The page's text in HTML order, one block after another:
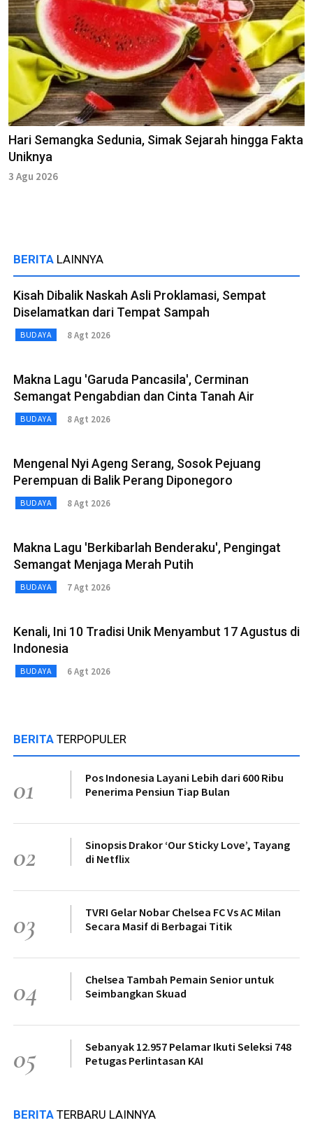
Hari Semangka Sedunia, Simak Sejarah hingga Fakta
Uniknya
3 Agu 2026
BERITA LAINNYA
Kisah Dibalik Naskah Asli Proklamasi, Sempat
Diselamatkan dari Tempat Sampah
BUDAYA 8 Agt 2026
Makna Lagu 'Garuda Pancasila', Cerminan
Semangat Pengabdian dan Cinta Tanah Air
BUDAYA 8 Agt 2026
Mengenal Nyi Ageng Serang, Sosok Pejuang
Perempuan di Balik Perang Diponegoro
BUDAYA 8 Agt 2026
Makna Lagu 'Berkibarlah Benderaku', Pengingat
Semangat Menjaga Merah Putih
BUDAYA 7 Agt 2026
Kenali, Ini 10 Tradisi Unik Menyambut 17 Agustus di
Indonesia
BUDAYA 6 Agt 2026
BERITA TERPOPULER
01
Pos Indonesia Layani Lebih dari 600 Ribu
Penerima Pensiun Tiap Bulan
02
Sinopsis Drakor ‘Our Sticky Love’, Tayang
di Netflix
03
TVRI Gelar Nobar Chelsea FC Vs AC Milan
Secara Masif di Berbagai Titik
04
Chelsea Tambah Pemain Senior untuk
Seimbangkan Skuad
05
Sebanyak 12.957 Pelamar Ikuti Seleksi 748
Petugas Perlintasan KAI
BERITA TERBARU LAINNYA